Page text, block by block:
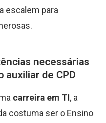
escalem para
necessárias
auxiliar de CPD
carreira em TI, a
costuma ser o Ensino